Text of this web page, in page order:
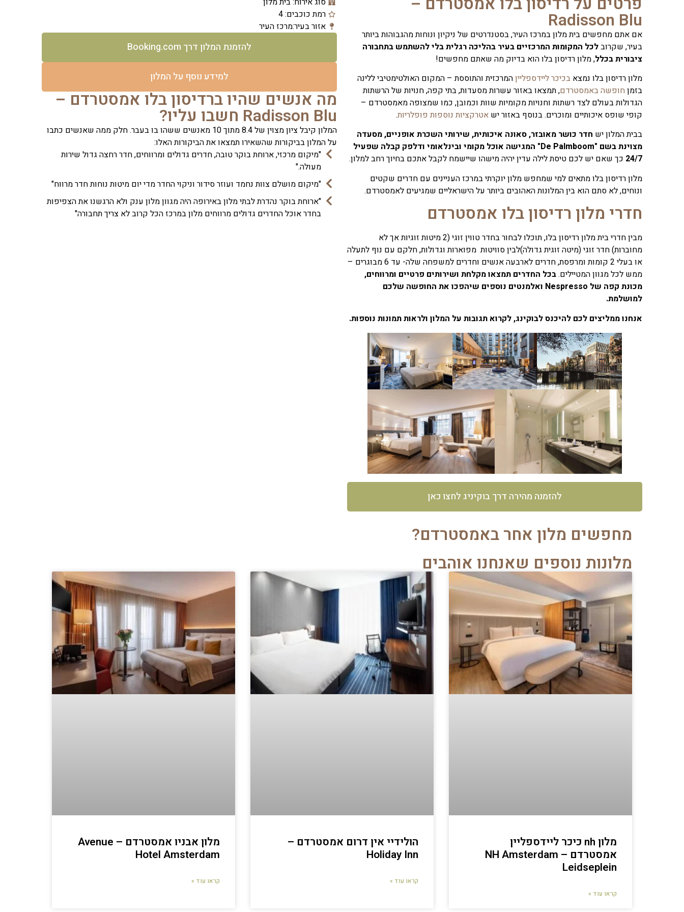
Radisson Blu
אם אתם מחפשים בית מלון במרכז העיר, בסטנדרטים של ניקיון ונוחות מהגבוהות ביותר
בעיר, שקרובלכל המקומות המרכזיים בעיר בהליכה רגלית בלי להשתמש בתחבורה
ציבורית בכלל, מלון רדיסון בלו הוא בדיוק מה שאתם מחפשים!
מלון רדיסון בלו נמצא בכיכר ליידספלייןהמרכזית והתוססת – המקום האולטימטיבי ללינה
בזמן חופשה באמסטרדם, תמצאו באזור עשרות מסעדות, בתי קפה, חנויות של הרשתות
הגדולות בעולם לצד רשתות וחנויות מקומיות שוות וכמובן, כמו שמצופה מאמסטרדם –
קופי שופס איכותיים ומוכרים. בנוסף באזור יש אטרקציות נוספות פופלריות.
בבית המלון יש חדר כושר מאובזר, סאונה איכותית, שירותי השכרת אופניים, מסעדה
מצוינת בשם "De Palmboom" המגישה אוכל מקומי ובינלאומי ודלפק קבלה שפעיל
24/7 כך שאם יש לכם טיסת לילה עדין יהיה מישהו שיישמח לקבל אתכם בחיוך רחב למלון.
מלון רדיסון בלו מתאים למי שמחפש מלון יוקרתי במרכז העניינים עם חדרים שקטים
ונוחים, לא סתם הוא בין המלונות האהובים ביותר על הישראליים שמגיעים לאמסטרדם.
חדרי מלון רדיסון בלו אמסטרדם
מבין חדרי בית מלון רדיסון בלו, תוכלו לבחור בחדר טווין זוגי (2 מיטות זוגיות אך לא
מחוברות) חדר זוגי (מיטה זוגית גדולה)לבין סוויטות מפוארות וגדולות, חלקם עם נוף לתעלה
או בעלי 2 קומות ומרפסת, חדרים לארבעה אנשים וחדרים למשפחה שלה- עד 6 מבוגרים –
ממש לכל מגוון המטיילים.בכל החדרים תמצאו מקלחת ושירותים פרטיים ומרווחים,
מכונת קפה של Nespresso ואלמנטים נוספים שיהפכו את החופשה שלכם
למושלמת.
אנחנו ממליצים לכם להיכנס לבוקינג, לקרוא תגובות על המלון ולראות תמונות נוספות.
להזמנה מהירה דרך בוקיניג לחצו כאן
רמת כוכבים: 4
אזור בעיר:מרכז העיר
להזמנת המלון דרך Booking.com
למידע נוסף על המלון
מה אנשים שהיו ברדיסון בלו אמסטרדם –
Radisson Blu חשבו עליו?
המלון קיבל ציון מצוין של 8.4 מתוך 10 מאנשים ששהו בו בעבר. חלק ממה שאנשים כתבו
על המלון בביקורות שהשאירו תמצאו את הביקורות האלו:
"מיקום מרכזי, ארוחת בוקר טובה, חדרים גדולים ומרווחים, חדר רחצה גדול שירות
מעולה."
"מיקום מושלם צוות נחמד ועוזר סידור וניקוי החדר מדי יום מיטות נוחות חדר מרווח"
"ארוחת בוקר נהדרת לבתי מלון באירופה היה מגוון מלון ענק ולא הרגשנו את הצפיפות
בחדר אוכל החדרים גדולים מרווחים מלון במרכז הכל קרוב לא צריך תחבורה"
מחפשים מלון אחר באמסטרדם?
מלונות נוספים שאנחנו אוהבים
מלון nh כיכר ליידספליין
אמסטרדם – NH Amsterdam
Leidseplein
קראו עוד »
הולידיי אין דרום אמסטרדם –
Holiday Inn
קראו עוד »
מלון אבניו אמסטרדם – Avenue
Hotel Amsterdam
קראו עוד »